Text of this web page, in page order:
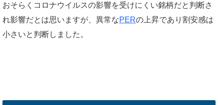
おそらくコロナウイルスの影響を受けにくい銘柄だと判断さ
れ影響だとは思いますが、異常なPERの上昇であり割安感は
小さいと判断しました。